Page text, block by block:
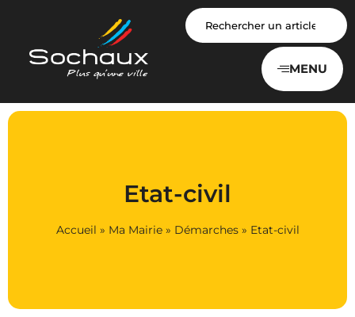
MENU
Etat-civil
Accueil » Ma Mairie» Démarches» Etat-civil
Panneau de gestion des cookies